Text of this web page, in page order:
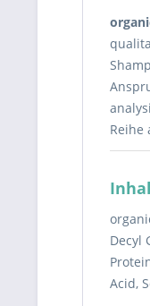
Reihe
Decyl
Acid,